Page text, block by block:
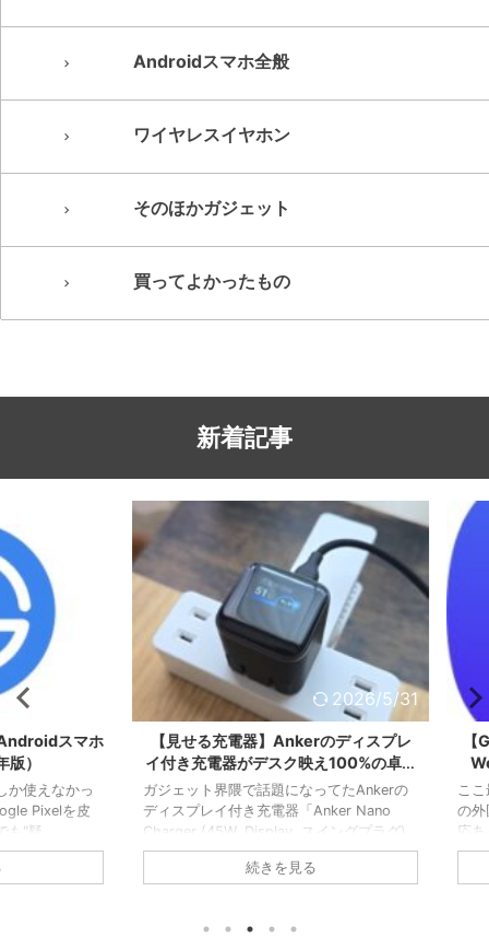
Androidスマホ全般
ワイヤレスイヤホン
そのほかガジェット
買ってよかったもの
新着記事
6/3
スマホ
なかっ
を皮
りまし
イス向
2026/5/31
【見せる充電器】Ankerのディスプレ
イ付き充電器がデスク映え100%の卓上
ガジェットで感動した
ガジェット界隈で話題になってたAnkerの
ディスプレイ付き充電器「Anker Nano
Charger (45W, Display, スイングプラグ)
」を購入したのでレビュー。 物自体は最大
45W出力できる急速充電器なのですが、+α
ー残量を確認したり、急速充電できてるか
続きを見る
【
Web
ここ最近
の外国語
応あり。
含めて自